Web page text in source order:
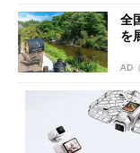
全
を
AD